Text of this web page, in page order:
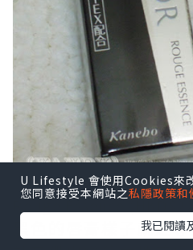
Rouge Essence
黑色的唇膏樣子就是
U Lifestyle 會使用Cookies來
您同意接受本網站之私隱政策和
我已閱讀